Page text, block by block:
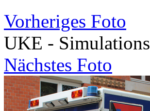
Vorheriges Foto
UKE -
Nächstes Foto